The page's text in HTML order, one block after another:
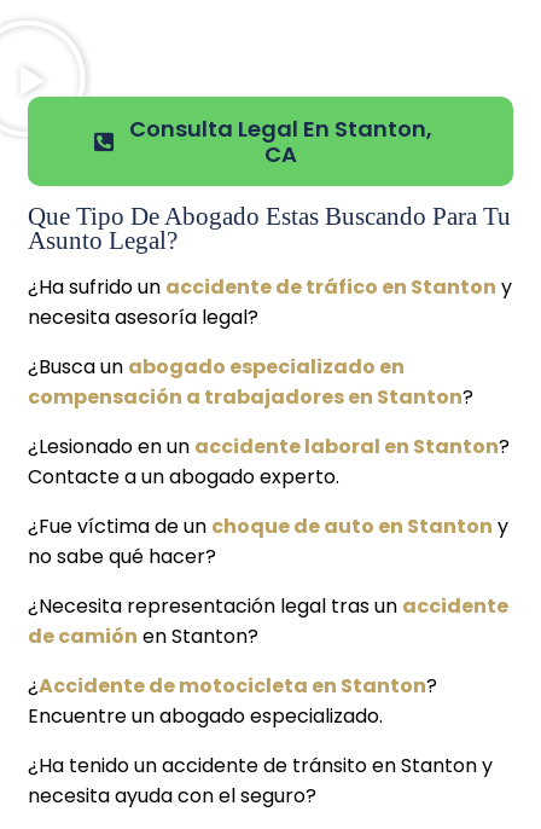
Consulta Legal En Stanton,
CA
Que Tipo De Abogado Estas Buscando Para Tu
Asunto Legal?
¿Ha sufrido un accidente de tráfico en Stanton y
necesita asesoría legal?
¿Busca un abogado especializado en
compensación a trabajadores en Stanton?
¿Lesionado en un accidente laboral en Stanton?
Contacte a un abogado experto.
¿Fue víctima de un choque de auto en Stanton y
no sabe qué hacer?
¿Necesita representación legal tras un accidente
de camión en Stanton?
¿Accidente de motocicleta en Stanton?
Encuentre un abogado especializado.
¿Ha tenido un accidente de tránsito en Stanton y
necesita ayuda con el seguro?